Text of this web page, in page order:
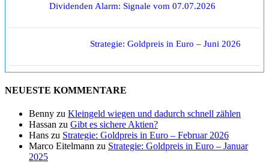
Dividenden Alarm: Signale vom 07.07.2026
Strategie: Goldpreis in Euro – Juni 2026
NEUESTE KOMMENTARE
Benny zu Kleingeld wiegen und dadurch schnell zählen
Hassan zu Gibt es sichere Aktien?
Hans zu Strategie: Goldpreis in Euro – Februar 2026
Marco Eitelmann zu Strategie: Goldpreis in Euro – Januar
2025